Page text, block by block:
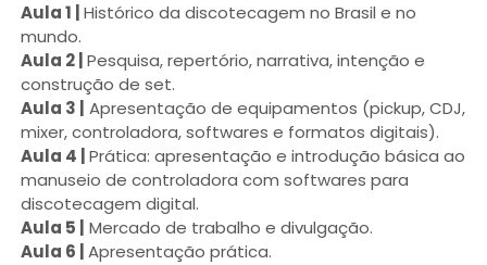
Aula 1 | Histórico da discotecagem no Brasil e no
mundo.
Aula 2 | Pesquisa, repertório, narrativa, intenção e
construção de set.
Aula 3 |
Apresentação de equipamentos (pickup, CDJ,
mixer, controladora, softwares e formatos digitais).
Aula 4 | Prática: apresentação e introdução básica ao
manuseio de controladora com softwares para
discotecagem digital.
Aula 5 |
Mercado de trabalho e divulgação.
Aula 6 | Apresentação prática.